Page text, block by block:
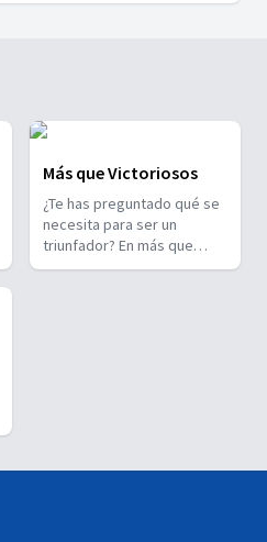
Más que Victoriosos
¿Te has preguntado qué se
necesita para ser un
triunfador? En más que
victoriosos entenderás por